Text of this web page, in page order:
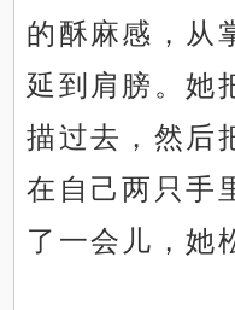
的酥麻感，从
延到肩膀。她
描过去，然后
在自己两只手
了一会儿，她